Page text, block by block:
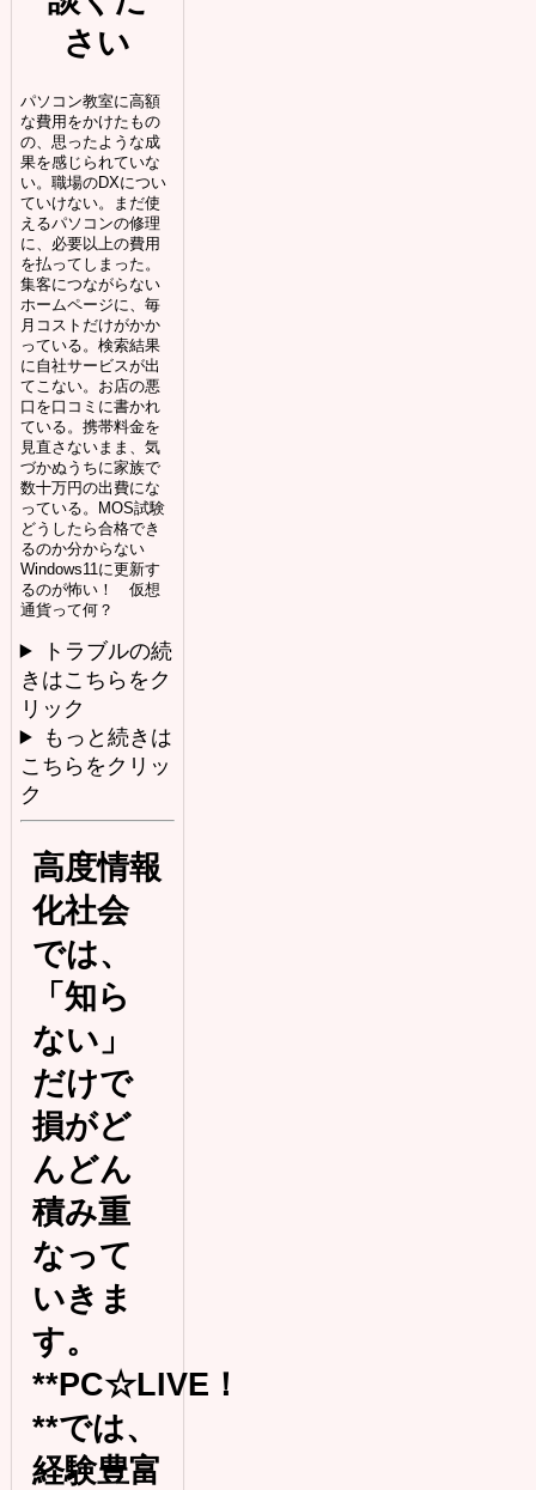
さい
パソコン教室に高額
な費用をかけたもの
の、思ったような成
果を感じられていな
い。職場のDXについ
ていけない。まだ使
えるパソコンの修理
に、必要以上の費用
を払ってしまった。
集客につながらない
ホームページに、毎
月コストだけがかか
っている。検索結果
に自社サービスが出
てこない。お店の悪
口を口コミに書かれ
ている。携帯料金を
見直さないまま、気
づかぬうちに家族で
数十万円の出費にな
っている。MOS試験
どうしたら合格でき
るのか分からない
Windows11に更新す
るのが怖い！ 仮想
通貨って何？
トラブルの続
きはこちらをク
リック
もっと続きは
こちらをクリッ
ク
高度情報
化社会
では、
「知ら
ない」
だけで
損がど
んどん
積み重
なって
いきま
す。
**PC☆LIVE！
**では、
経験豊富